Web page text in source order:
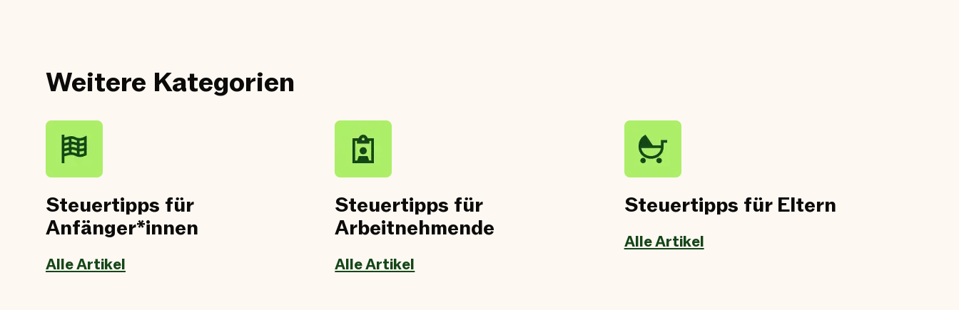
Weitere Kategorien
Steuertipps für
Anfänger*innen
Alle Artikel
Steuertipps für
Arbeitnehmende
Alle Artikel
Steuertipps für Eltern
Alle Artikel